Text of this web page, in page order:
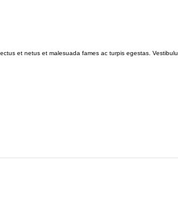
et netus et malesuada fames ac turpis egestas.